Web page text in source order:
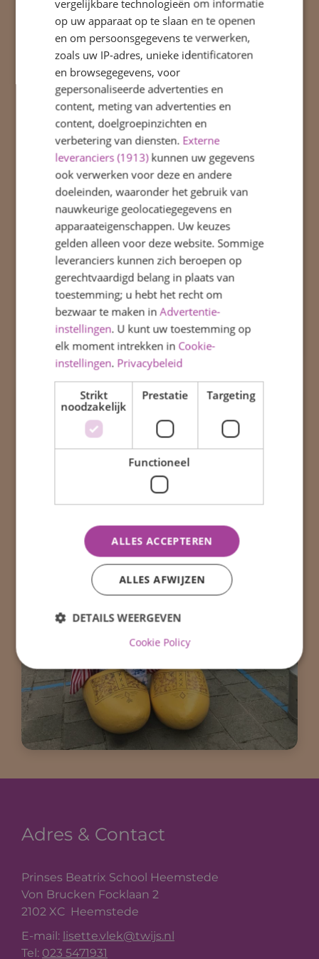
In de bouw werken vaste leerkrachten.
Meer over het team ishierte vinden.
De bouwen worden ondersteund door
verschillende ondersteuners die hun
eigen expertise hebben: een onderwijs
assistente en twee leraarondersteuners.
De kwaliteit en zorg wordt gemonitord
door onze IB-er.
Les Petits is letterlijk aan onze school
verbonden. Hier bevindt zich de
peuterspeelzaal en zij organiseren de
BSO op de school.
SportFever organiseert onze TSO waarbij
de leerlingen veilig, gevarieerd en
sportief kunnen buitenspelen. Ook bij
hen is de BSO mogelijk.
Adres & Contact
Prinses Beatrix School Heemstede
Von Brucken Focklaan 2
2102 XC Heemstede
E-mail: lisette.vlek@twijs.nl
Tel: 023 5471931
vergelijkbare technologieën om informatie
op uw apparaat op te slaan en te openen
en om persoonsgegevens te verwerken,
zoals uw IP-adres, unieke identificatoren
en browsegegevens, voor
gepersonaliseerde advertenties en
content, meting van advertenties en
content, doelgroepinzichten en
verbetering van diensten. Externe
leveranciers (1913)kunnen uw gegevens
ook verwerken voor deze en andere
doeleinden, waaronder het gebruik van
nauwkeurige geolocatiegegevens en
apparaateigenschappen. Uw keuzes
gelden alleen voor deze website. Sommige
leveranciers kunnen zich beroepen op
gerechtvaardigd belang in plaats van
toestemming; u hebt het recht om
bezwaar te maken inAdvertentie-
instellingen. U kunt uw toestemming op
elk moment intrekken in Cookie-
instellingen. Privacybeleid
Strikt
noodzakelijk
Prestatie Targeting
Functioneel
ALLES ACCEPTEREN
ALLES AFWIJZEN
DETAILS WEERGEVEN
Cookie Policy